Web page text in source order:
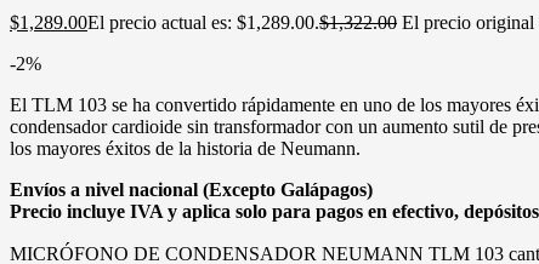
$1,289.00El precio actual es: $1,289.00.$1,322.00 El precio original
-2%
El TLM 103 se ha convertido rápidamente en uno de los mayores
condensador cardioide sin transformador con un aumento sutil de
los mayores éxitos de la historia de Neumann.
Envíos a nivel nacional (Excepto Galápagos)
Precio incluye IVA y aplica solo para pagos en efectivo,
MICRÓFONO DE CONDENSADOR NEUMANN TLM 103